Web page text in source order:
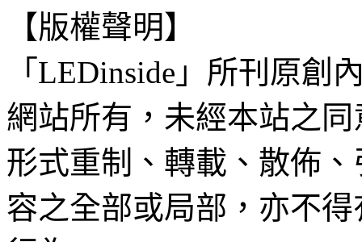
【版權聲明】
「LEDinside」所刊原創
網站所有，未經本站之
形式重制、轉載、散佈
容之全部或局部，亦不